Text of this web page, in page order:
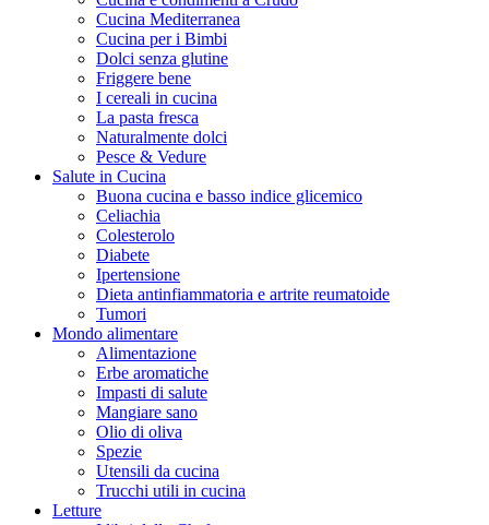
Cucina Mediterranea
Cucina per i Bimbi
Dolci senza glutine
Friggere bene
I cereali in cucina
La pasta fresca
Naturalmente dolci
Pesce & Vedure
Salute in Cucina
Buona cucina e basso indice glicemico
Celiachia
Colesterolo
Diabete
Ipertensione
Dieta antinfiammatoria e artrite reumatoide
Tumori
Mondo alimentare
Alimentazione
Erbe aromatiche
Impasti di salute
Mangiare sano
Olio di oliva
Spezie
Utensili da cucina
Trucchi utili in cucina
Letture